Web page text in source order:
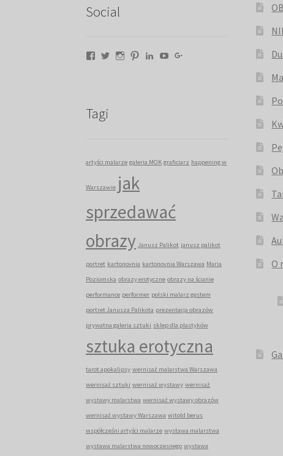
Social
Facebook
TwitterInstagram
PinterestLinkedInYouTube
Tagi
artyści malarze galeria MOK graficiarz happening w
Warszawie jak
sprzedawać
obrazy Janusz Palikot janusz palikot
portret kartonovnia kartonovnia Warszawa Maria
Poziomska obrazy erotyczne obrazy na ścianie
performance performer polski malarz gestem
portret Janusza Palikota prezentacja obrazów
prywatna galeria sztuki sklep dla plastyków
sztuka erotyczna
tarot apokalipsy wernisaż malarstwa Warszawa
wernisaż sztuki wernisaż wystawy wernisaż
wystawy malarstwa wernisaż wystawy obrazów
wernisaż wystawy Warszawa witold berus
współcześni artyści malarze wystawa malarstwa
wystawa malarstwa nowoczesnego wystawa
O